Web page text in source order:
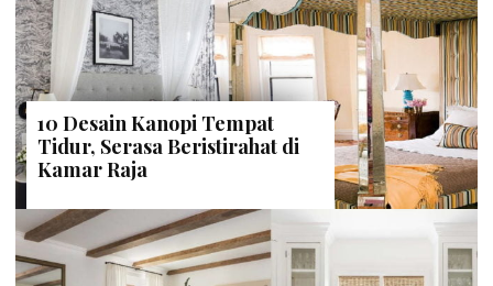
10 Desain Kanopi Tempat
Tidur, Serasa Beristirahat di
Kamar Raja